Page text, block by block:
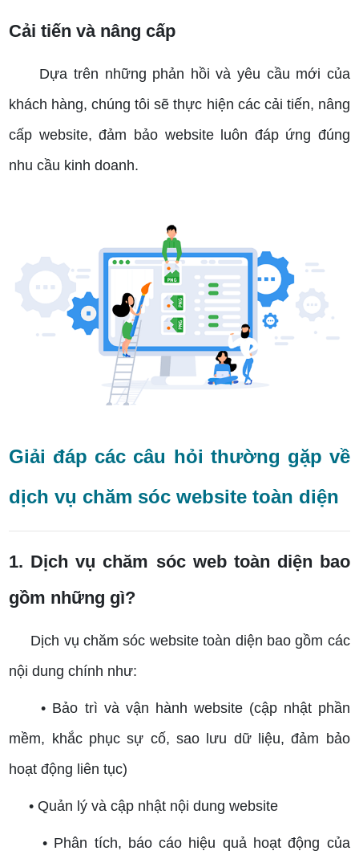
Cải tiến và nâng cấp
Dựa trên những phản hồi và yêu cầu mới của
khách hàng, chúng tôi sẽ thực hiện các cải tiến, nâng
cấp website, đảm bảo website luôn đáp ứng đúng
nhu cầu kinh doanh.
Giải đáp các câu hỏi thường gặp về
dịch vụ chăm sóc website toàn diện
1. Dịch vụ chăm sóc web toàn diện bao
gồm những gì?
Dịch vụ chăm sóc website toàn diện bao gồm các
nội dung chính như:
• Bảo trì và vận hành website (cập nhật phần
mềm, khắc phục sự cố, sao lưu dữ liệu, đảm bảo
hoạt động liên tục)
• Quản lý và cập nhật nội dung website
• Phân tích, báo cáo hiệu quả hoạt động của